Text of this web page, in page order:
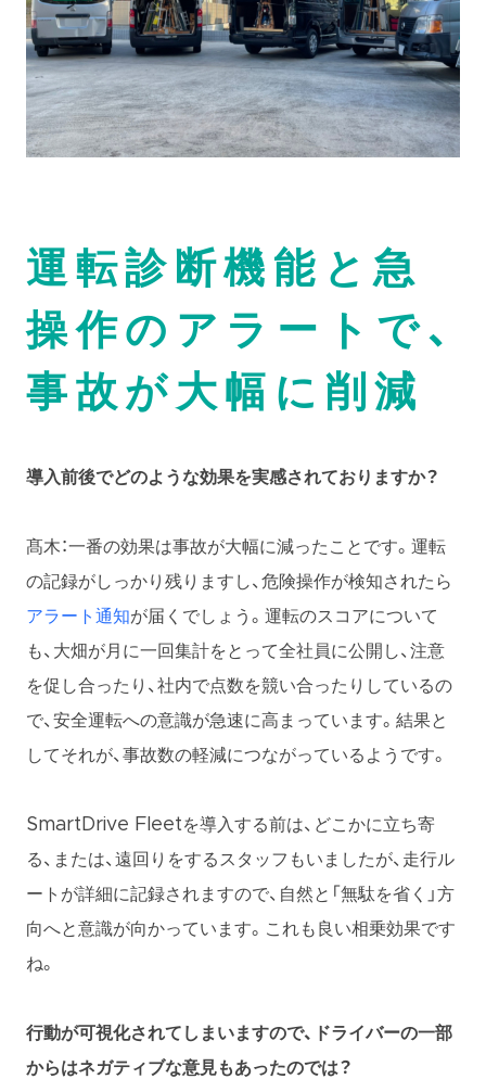
運転診断機能と急
操作のアラートで、
事故が大幅に削減
導入前後でどのような効果を実感されておりますか？
髙木：一番の効果は事故が大幅に減ったことです。運転
の記録がしっかり残りますし、危険操作が検知されたら
アラート通知が届くでしょう。運転のスコアについて
も、大畑が月に一回集計をとって全社員に公開し、注意
を促し合ったり、社内で点数を競い合ったりしているの
で、安全運転への意識が急速に高まっています。結果と
してそれが、事故数の軽減につながっているようです。
SmartDrive Fleetを導入する前は、どこかに立ち寄
る、または、遠回りをするスタッフもいましたが、走行ル
ートが詳細に記録されますので、自然と「無駄を省く」方
向へと意識が向かっています。これも良い相乗効果です
ね。
行動が可視化されてしまいますので、ドライバーの一部
からはネガティブな意見もあったのでは？